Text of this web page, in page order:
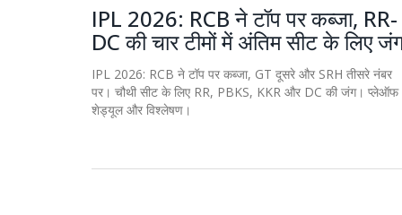
IPL 2026: RCB ने टॉप पर कब्जा, RR-
DC की चार टीमों में अंतिम सीट के लिए
IPL 2026: RCB ने टॉप पर कब्जा, GT दूसरे और SRH तीसरे नंबर
पर। चौथी सीट के लिए RR, PBKS, KKR और DC की जंग। प्लेऑफ
शेड्यूल और विश्लेषण।